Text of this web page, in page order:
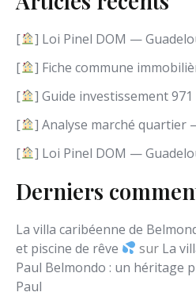
l
a
n
u
[
] Loi Pinel DOM —
[
] Fiche commune
[
] Guide investissement
[
] Analyse marché quartier
[
] Loi Pinel DOM —
Derniers
La villa caribéenne de
et piscine de rêve
sur La
Paul Belmondo : un héritage
Paul